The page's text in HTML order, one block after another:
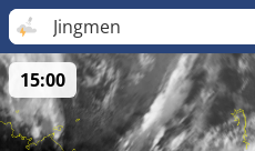
Jingmen
15:00